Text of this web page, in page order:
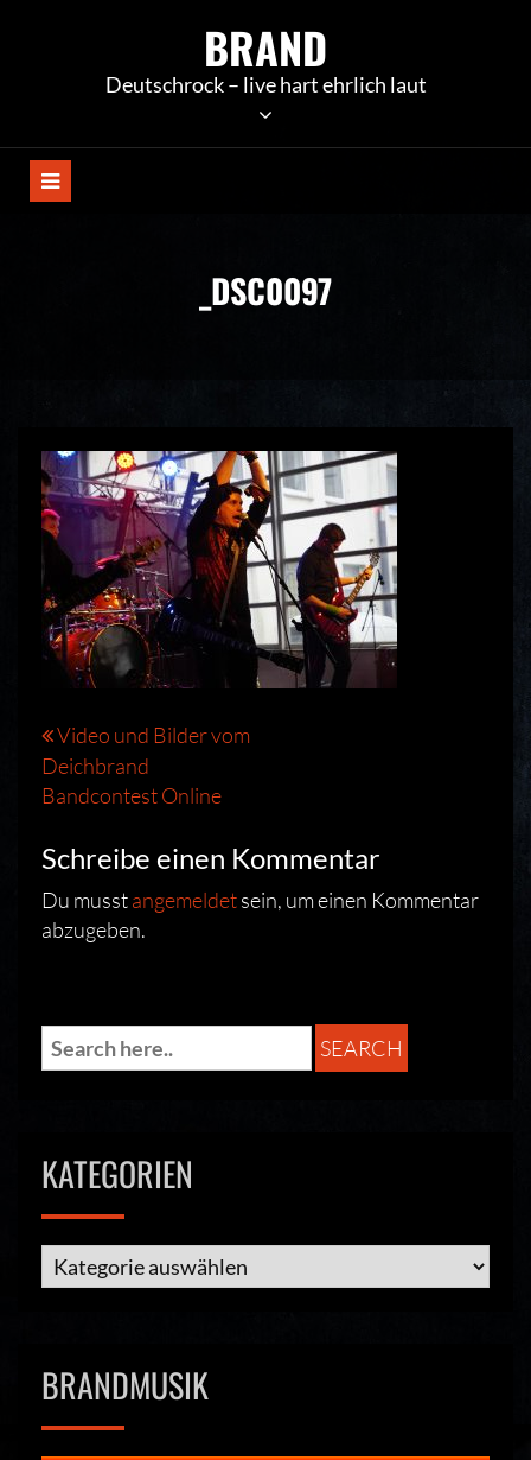
BRAND
Deutschrock – live hart ehrlich laut
_DSC0097
Beitragsnavigation
Video und Bilder vom
Deichbrand
Bandcontest Online
Schreibe einen Kommentar
Du musstangemeldetsein, um einen Kommentar
abzugeben.
KATEGORIEN
Kategorien
BRANDMUSIK